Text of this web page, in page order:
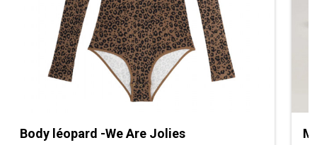
Body léopard -We Are Jolies